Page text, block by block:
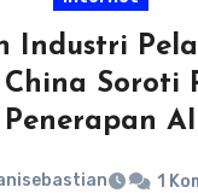
Industri
Soroti
Penerapan AI
1